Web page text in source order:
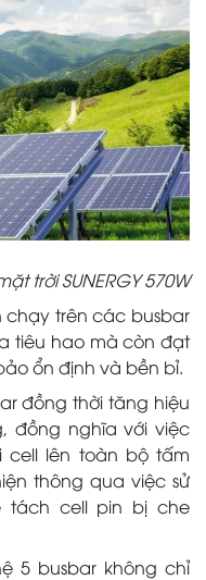
trời SUNERGY 570W
trên các busbar
tiêu hao mà còn đạt
ổn định và bền bỉ.
đồng thời tăng hiệu
đồng nghĩa với việc
lên toàn bộ tấm
thông qua việc sử
cell pin bị che
5 busbar không chỉ